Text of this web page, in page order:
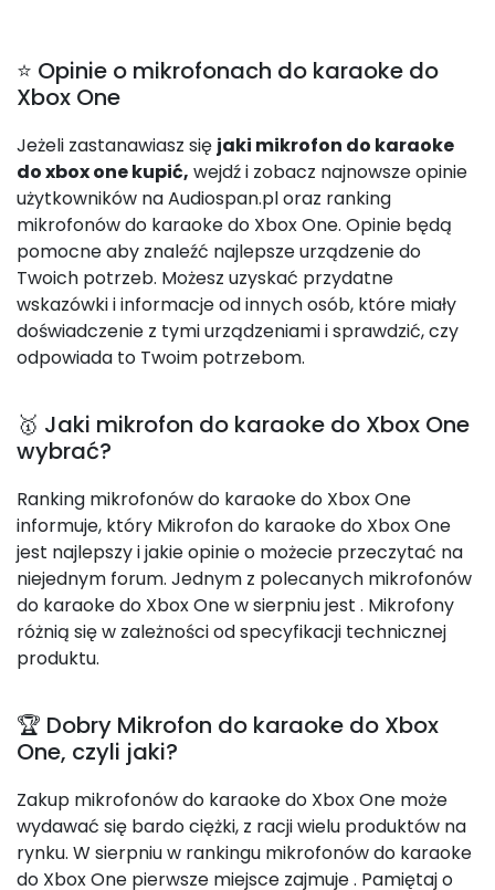
⭐ Opinie o mikrofonach do karaoke do
Xbox One
Jeżeli zastanawiasz się jaki mikrofon do karaoke
do xbox one kupić, wejdź i zobacz najnowsze opinie
użytkowników na Audiospan.pl oraz ranking
mikrofonów do karaoke do Xbox One. Opinie będą
pomocne aby znaleźć najlepsze urządzenie do
Twoich potrzeb. Możesz uzyskać przydatne
wskazówki i informacje od innych osób, które miały
doświadczenie z tymi urządzeniami i sprawdzić, czy
odpowiada to Twoim potrzebom.
🥇 Jaki mikrofon do karaoke do Xbox One
wybrać?
Ranking mikrofonów do karaoke do Xbox One
informuje, który Mikrofon do karaoke do Xbox One
jest najlepszy i jakie opinie o możecie przeczytać na
niejednym forum. Jednym z polecanych mikrofonów
do karaoke do Xbox One w sierpniu jest . Mikrofony
różnią się w zależności od specyfikacji technicznej
produktu.
🏆 Dobry Mikrofon do karaoke do Xbox
One, czyli jaki?
Zakup mikrofonów do karaoke do Xbox One może
wydawać się bardo ciężki, z racji wielu produktów na
rynku. W sierpniu w rankingu mikrofonów do karaoke
do Xbox One pierwsze miejsce zajmuje. Pamiętaj o